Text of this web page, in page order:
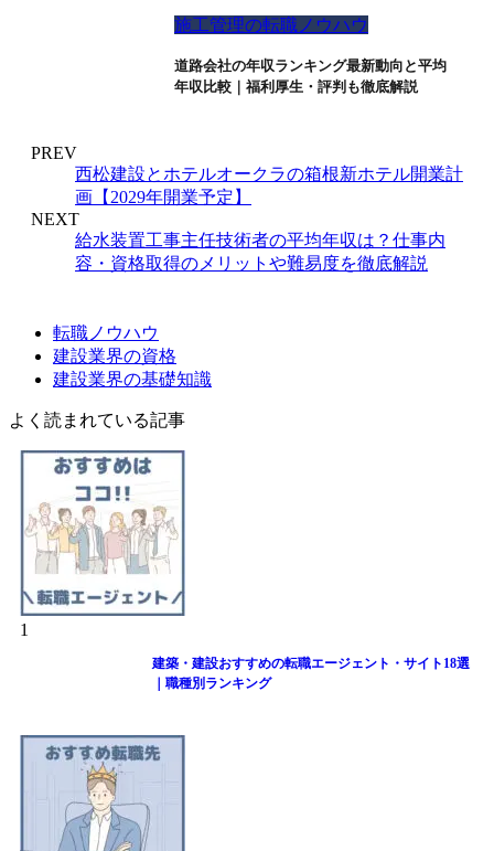
施工管理の転職ノウハウ
道路会社の年収ランキング最新動向と平均
年収比較｜福利厚生・評判も徹底解説
PREV
西松建設とホテルオークラの箱根新ホテル開業計
画【2029年開業予定】
NEXT
給水装置工事主任技術者の平均年収は？仕事内
容・資格取得のメリットや難易度を徹底解説
転職ノウハウ
建設業界の資格
建設業界の基礎知識
よく読まれている記事
1
建築・建設おすすめの転職エージェント・サイト18選
｜職種別ランキング